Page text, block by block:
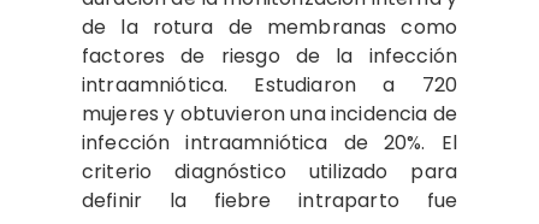
de la rotura de membranas como
factores de riesgo de la infección
intraamniótica. Estudiaron a 720
mujeres y obtuvieron una incidencia de
infección intraamniótica de 20%. El
criterio diagnóstico utilizado para
definir la fiebre intraparto fue